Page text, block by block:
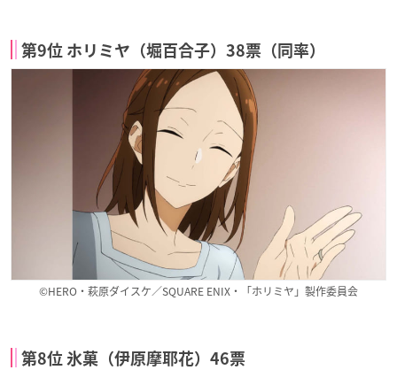
第9位 ホリミヤ（堀百合子）38票（同率）
©HERO・萩原ダイスケ／SQUARE ENIX・「ホリミヤ」製作委員会
第8位 氷菓（伊原摩耶花）46票